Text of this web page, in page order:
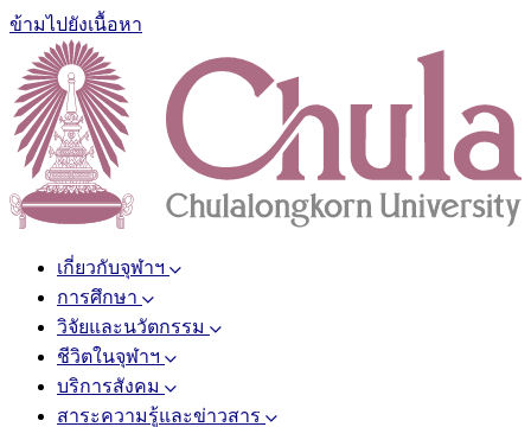
ข้ามไปยังเนื้อหา
เกี่ยวกับจุฬาฯ
การศึกษา
วิจัยและนวัตกรรม
ชีวิตในจุฬาฯ
บริการสังคม
สาระความรู้และข่าวสาร